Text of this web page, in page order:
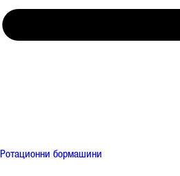
Ротационни бормашини